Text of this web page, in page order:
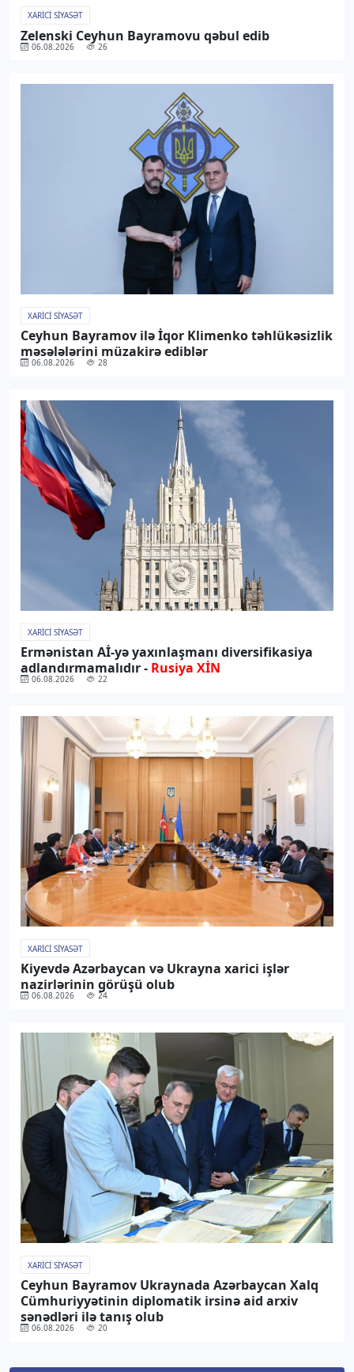
XARICI SIYASƏT
Zelenski Ceyhun Bayramovu qəbul edib
06.08.2026 26
XARICI SIYASƏT
Ceyhun Bayramov ilə İqor Klimenko təhlükəsizlik
məsələlərini müzakirə ediblər
06.08.2026 28
XARICI SIYASƏT
Ermənistan Aİ-yə yaxınlaşmanı diversifikasiya
adlandırmamalıdır - Rusiya XİN
06.08.2026 22
XARICI SIYASƏT
Kiyevdə Azərbaycan və Ukrayna xarici işlər
nazirlərinin görüşü olub
06.08.2026 24
XARICI SIYASƏT
Ceyhun Bayramov Ukraynada Azərbaycan Xalq
Cümhuriyyətinin diplomatik irsinə aid arxiv
sənədləri ilə tanış olub
06.08.2026 20